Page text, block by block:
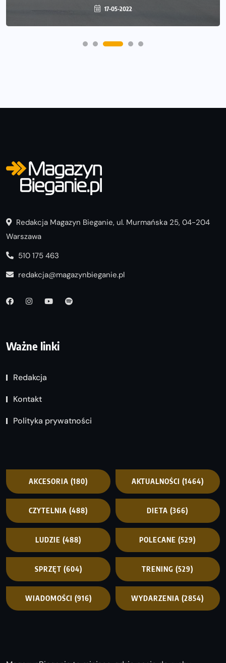
17-05-2022
Redakcja Magazyn Bieganie, ul. Murmańska 25, 04-204
Warszawa
510 175 463
redakcja@magazynbieganie.pl
Ważne linki
Redakcja
Kontakt
Polityka prywatności
AKCESORIA (180) AKTUALNOŚCI (1464)
CZYTELNIA (488) DIETA (366)
LUDZIE (488) POLECANE (529)
SPRZĘT (604) TRENING (529)
WIADOMOŚCI (916) WYDARZENIA (2854)